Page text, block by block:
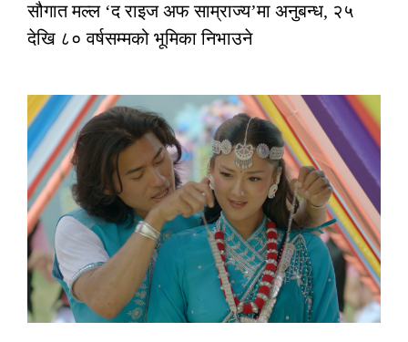
सौगात मल्ल ‘द राइज अफ साम्राज्य’मा अनुबन्ध, २५
देखि ८० वर्षसम्मको भूमिका निभाउने